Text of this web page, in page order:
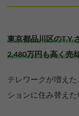
東京都品川区のT.Y.
2,480万円も高く売
テレワークが増え
ションに住み替えた